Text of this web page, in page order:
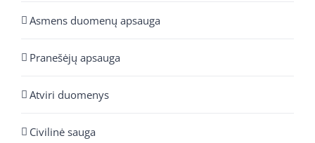
Asmens duomenų apsauga
Pranešėjų apsauga
Atviri duomenys
Civilinė sauga